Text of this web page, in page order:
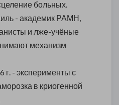
больных.
- академик РАМН,
и лже-учёные
механизм
г. - эксперименты с
в криогенной